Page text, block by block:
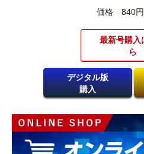
価格 840円
最新号購入
ら​
デジタル版
購入